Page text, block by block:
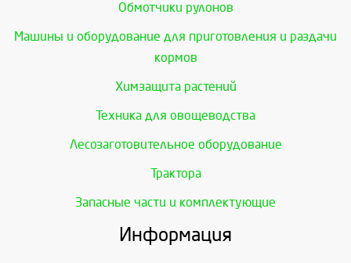
Обмотчики рулонов
Машины и оборудование для приготовления и раздачи
кормов
Химзащита растений
Техника для овощеводства
Лесозаготовительное оборудование
Трактора
Запасные части и комплектующие
Информация